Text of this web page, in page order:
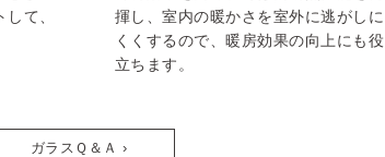
て、
揮し、室内の暖かさを室外に逃がしに
くくするので、暖房効果の向上にも役
立ちます。
ガラスＱ＆Ａ ›